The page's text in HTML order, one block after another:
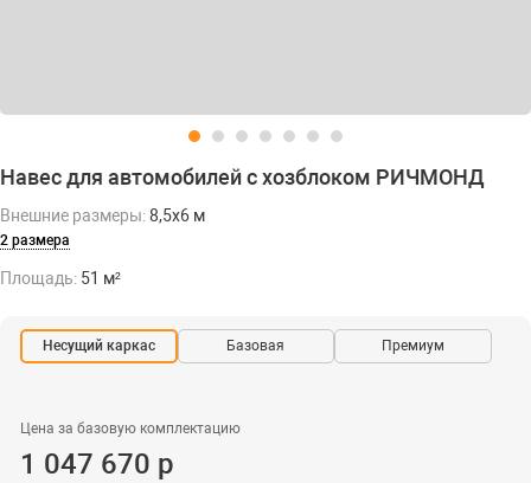
Навес для автомобилей с хозблоком РИЧМОНД
Внешние размеры:8,5х6 м
2 размера
Площадь: 51 м²
Несущий каркас Базовая Премиум
Цена за базовую комплектацию
1 047 670 р